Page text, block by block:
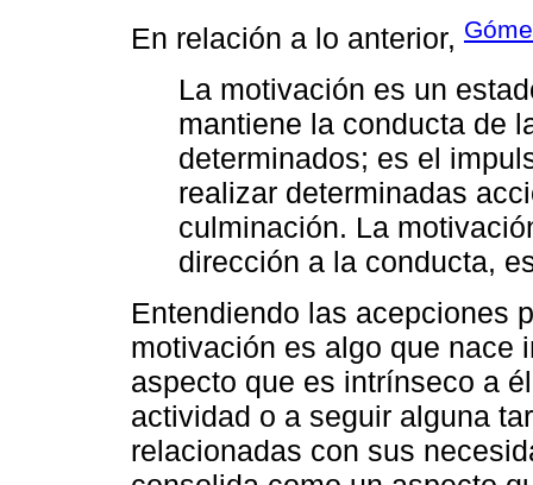
En relación a lo anterior,
La motivación es un
mantiene la conducta de
determinados; es el
realizar determinadas
culminación. La
dirección a la conducta,
Entendiendo las acepciones
motivación es algo que nace
aspecto que es intrínseco a
actividad o a seguir alguna
relacionadas con sus